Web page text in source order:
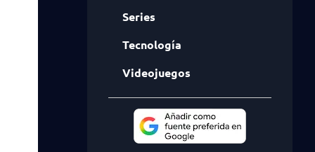
Series
Tecnología
Videojuegos